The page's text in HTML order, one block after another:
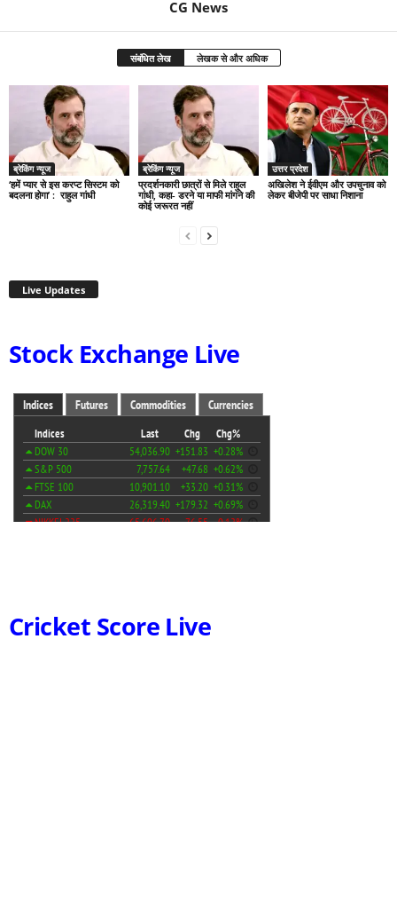
CG News
संबंधित लेख लेखक से और अधिक
ब्रेकिंग न्यूज
‘हमें प्यार से इस करप्ट सिस्टम को
बदलना होगा’ : राहुल गांधी
ब्रेकिंग न्यूज
प्रदर्शनकारी छात्रों से मिले राहुल
गांधी, कहा- डरने या माफी मांगने की
कोई जरूरत नहीं
उत्तर प्रदेश
अखिलेश ने ईवीएम और उपचुनाव को
लेकर बीजेपी पर साधा निशाना
Live Updates
Stock Exchange Live
Cricket Score Live